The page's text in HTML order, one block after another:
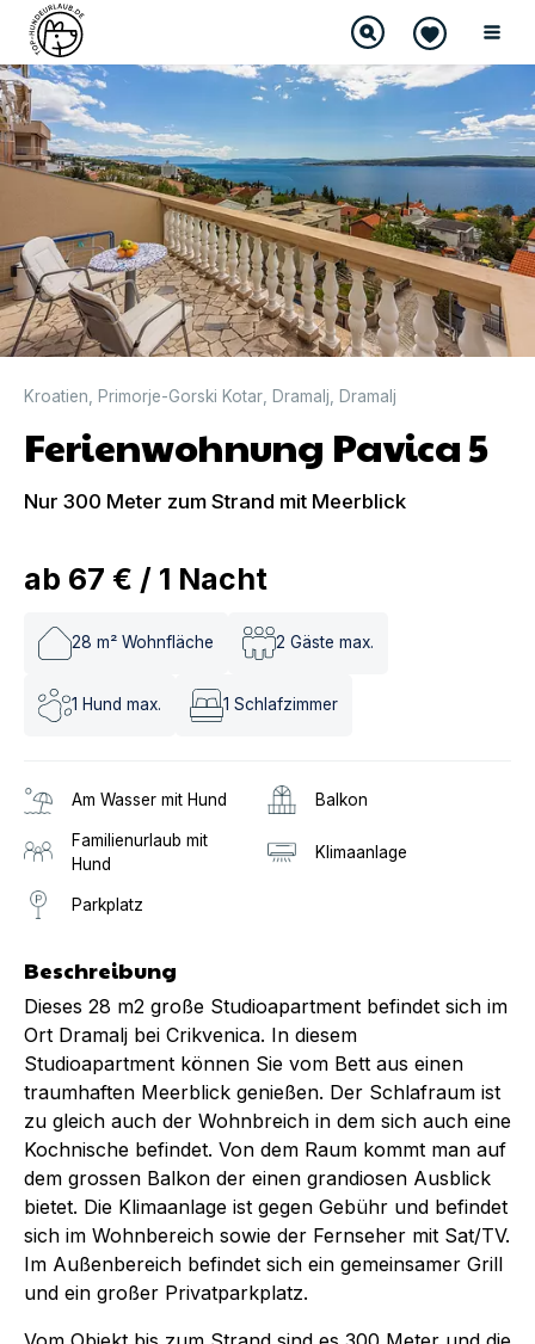
DIREKT BUCHBAR
Kroatien Primorje-Gorski Kotar Dramalj Dramalj
Ferienwohnung Pavica 5
Nur 300 Meter zum Strand mit Meerblick
ab 67 € / 1 Nacht
28 m² Wohnfläche 2 Gäste max.
1 Hund max. 1 Schlafzimmer
Am Wasser mit Hund Balkon
Familienurlaub mit
Hund
Klimaanlage
Parkplatz
Beschreibung
Dieses 28 m2 große Studioapartment befindet sich im
Ort Dramalj bei Crikvenica. In diesem
Studioapartment können Sie vom Bett aus einen
traumhaften Meerblick genießen. Der Schlafraum ist
zu gleich auch der Wohnbreich in dem sich auch eine
Kochnische befindet. Von dem Raum kommt man auf
dem grossen Balkon der einen grandiosen Ausblick
bietet. Die Klimaanlage ist gegen Gebühr und befindet
sich im Wohnbereich sowie der Fernseher mit Sat/TV.
Im Außenbereich befindet sich ein gemeinsamer Grill
und ein großer Privatparkplatz.